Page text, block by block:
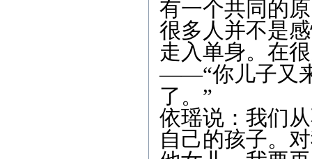
有一个共同的
很多人并不是
走入单身。在
——“你儿子又
了。 ”
依瑶说：我们
自己的孩子。